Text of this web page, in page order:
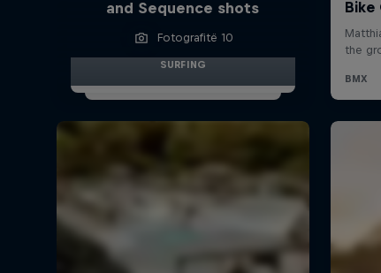
and Sequence shots
Fotografitë 10
SURFING